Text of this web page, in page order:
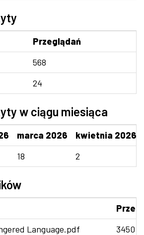
Przeglądań
568
24
w ciągu miesiąca
marca 2026
kwietnia 2026
18 2
Language.pdf
3450